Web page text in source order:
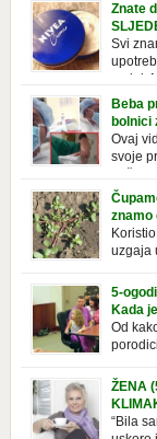
Znate
Svi
o njoj.
prepoznatljivog
u kupatilima i
čak nose sa […]
Beba
bolnici
Ovaj
svoje
baš
novorođenih beba.
miliona ljudi. Ove
beba želi […]
znamo
uzgaja
čupamo ga i
“korov” koji, ka­da
5-
Kada
Od
je bio veoma
postao još čarobniji,
Daniel. Njenoj
ŽENA
“Bila